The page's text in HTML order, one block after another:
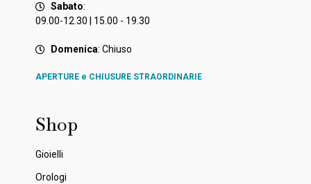
Sabato:
09.00-12.30 | 15.00 - 19.30
Domenica: Chiuso
APERTURE e CHIUSURE STRAORDINARIE
Shop
Gioielli
Orologi